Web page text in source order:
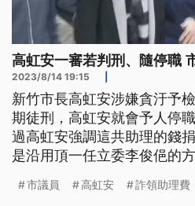
高虹安一審若判刑、隨停職
2023/8/14 19:15
新竹市長高虹安涉嫌貪汙予
期徒刑，高虹安就會予人停
過高虹安強調這共助理的錢
是沿用頂一任立委李俊俋的
題、前言是臺語文。）
市議員 高虹安 詐領助理費